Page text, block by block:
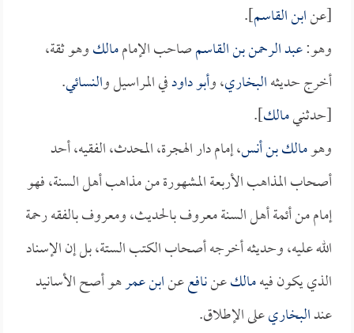
[عنابن القاسم].
وهو:عبد الرحمن بن القاسمصاحب الإماممالكوهو ثقة،
أخرج حديثهالبخاري، وأبو داودفي المراسيل والنسائي.
[حدثنيمالك].
وهومالك بن أنس، إمام دار الهجرة، المحدث، الفقيه، أحد
أصحاب المذاهب الأربعة المشهورة من مذاهب أهل السنة، فهو
إمام من أئمة أهل السنة معروف بالحديث، ومعروف بالفقه رحمة
الله عليه، وحديثه أخرجه أصحاب الكتب الستة، بل إن الإسناد
الذي يكون فيهمالكعننافععنابن عمرهو أصح الأسانيد
عندالبخاريعلى الإطلاق.